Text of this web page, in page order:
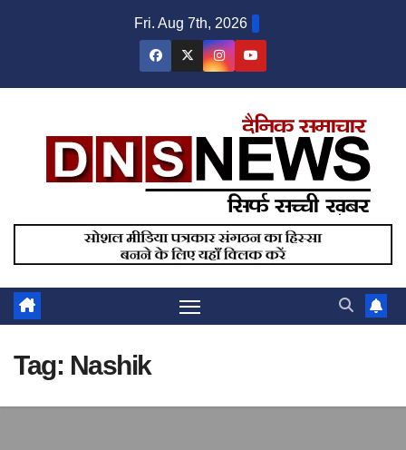
Fri. Aug 7th, 2026
Tag: Nashik